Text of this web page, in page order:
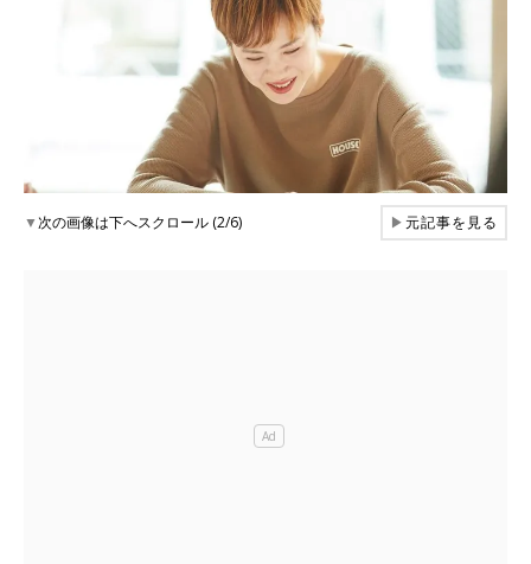
▼次の画像は下へスクロール (2/6) ▶元記事を見る